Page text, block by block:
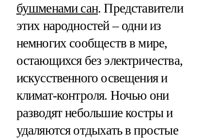
бушменами сан. Представители
этих народностей – одни из
немногих сообществ в мире,
остающихся без электричества,
искусственного освещения и
климат-контроля. Ночью они
разводят небольшие костры и
удаляются отдыхать в простые